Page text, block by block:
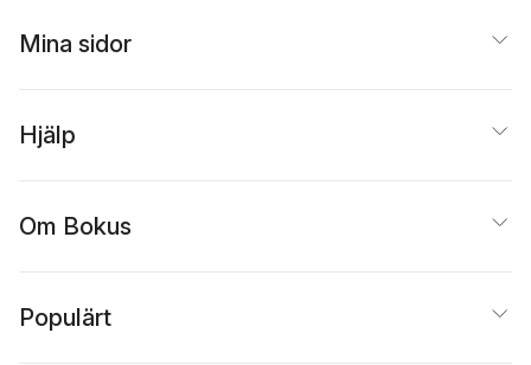
Mina sidor
Hjälp
Om Bokus
Populärt